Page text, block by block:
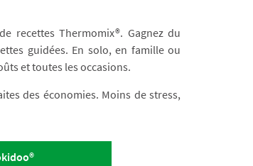
recettes Thermomix®. Gagnez du
guidées. En solo, en famille ou
et toutes les occasions.
des économies. Moins de stress,